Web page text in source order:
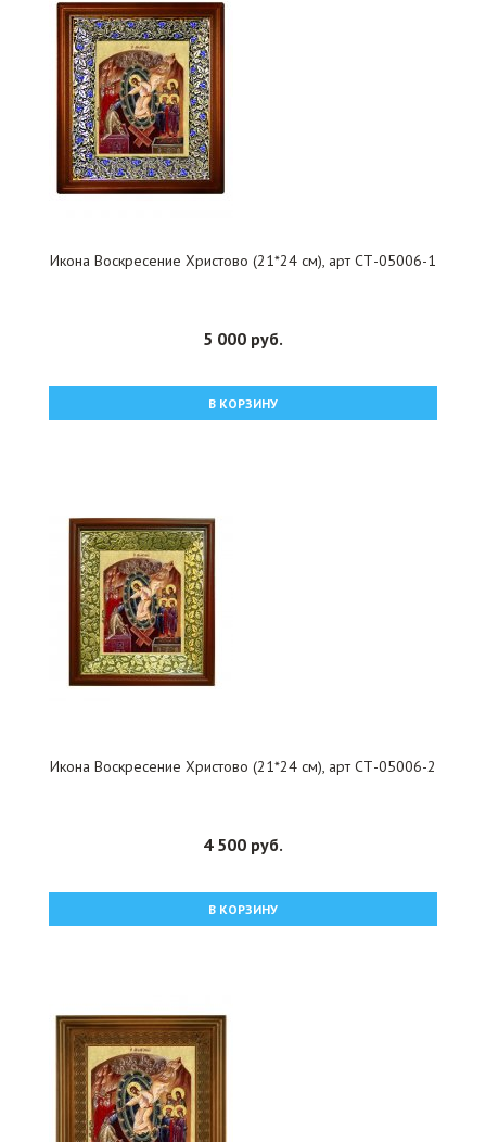
Икона Воскресение Христово (21*24 см), арт СТ-05006-1
5 000 руб.
В КОРЗИНУ
Икона Воскресение Христово (21*24 см), арт СТ-05006-2
4 500 руб.
В КОРЗИНУ